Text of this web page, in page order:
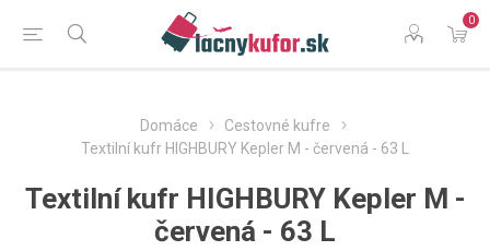
0
Domáce
Cestovné kufre
Textilní kufr HIGHBURY Kepler M - červená - 63 L
Textilní kufr HIGHBURY Kepler M -
červená - 63 L